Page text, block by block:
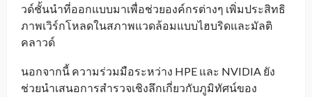
วด์ชั้นนำที่ออกแบบมาเพื่อช่วยองค์กรต่างๆ เพิ่มประสิทธิ
ภาพเวิร์กโหลดในสภาพแวดล้อมแบบไฮบริดและมัลติ
คลาวด์
นอกจากนี้ ความร่วมมือระหว่าง HPE และ NVIDIA ยัง
ช่วยนำเสนอการสำรวจเชิงลึกเกี่ยวกับภูมิทัศน์ของ